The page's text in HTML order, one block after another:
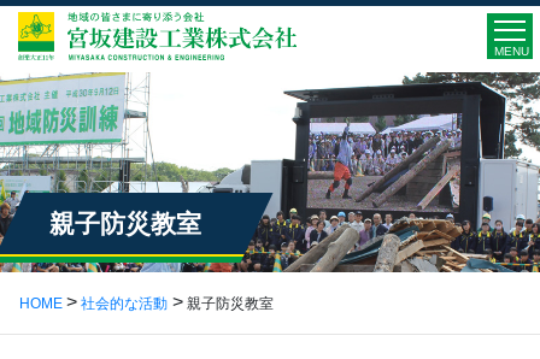
MENU
親子防災教室
HOME 社会的な活動 親子防災教室